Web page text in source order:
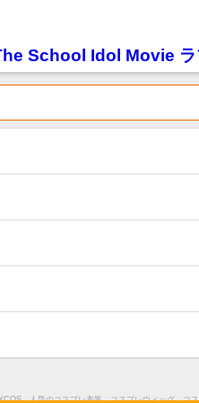
School Idol Movie ラ
。人気のコスプレ衣装、コスプレウィッグ、コ